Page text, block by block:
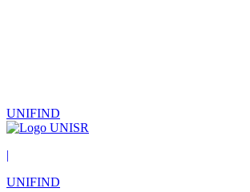
UNIFIND
|
UNIFIND